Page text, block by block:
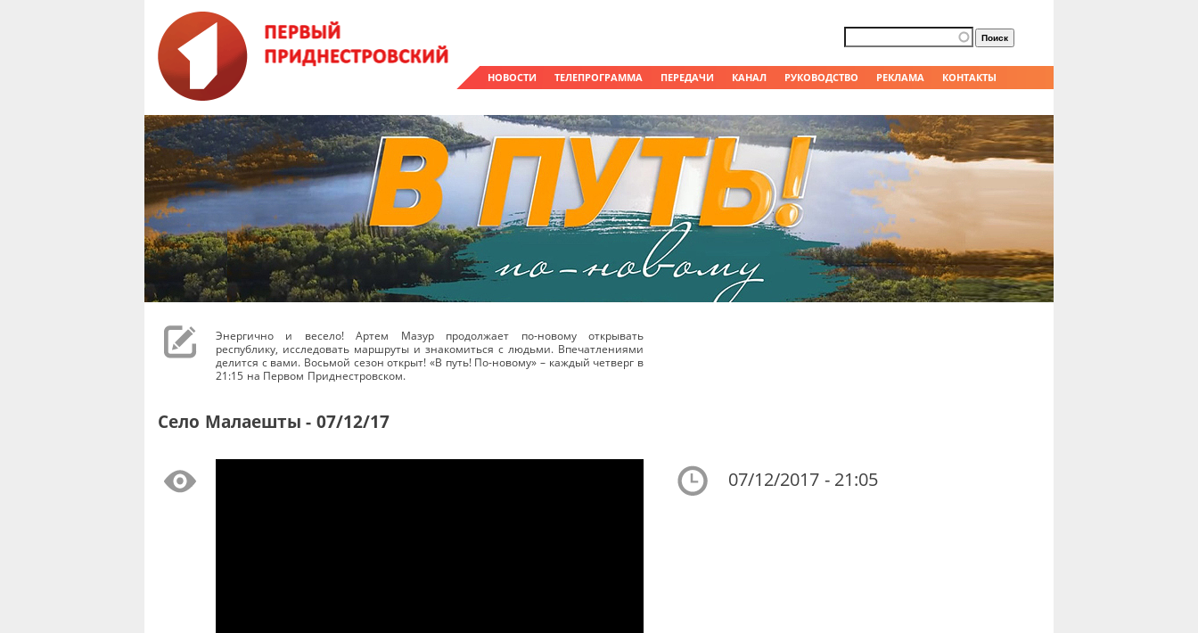
НОВОСТИ ТЕЛЕПРОГРАММА ПЕРЕДАЧИ КАНАЛ РУКОВОДСТВО РЕКЛАМА КОНТАКТЫ
Форма поиска
Поиск
Энергично и весело! Артем Мазур продолжает по-новому открывать
республику, исследовать маршруты и знакомиться с людьми. Впечатлениями
делится с вами. Восьмой сезон открыт! «В путь! По-новому» – каждый четверг в
21:15 на Первом Приднестровском.
Село Малаешты - 07/12/17
07/12/2017 - 21:05